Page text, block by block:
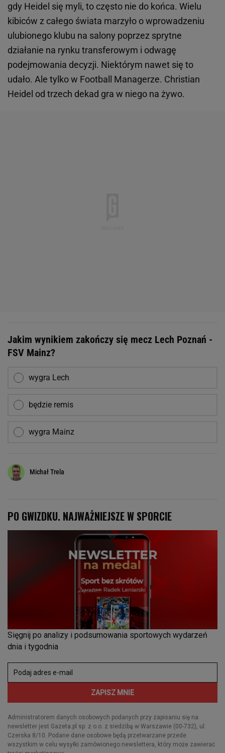
gdy Heidel się myli, to często nie do końca. Wielu
kibiców z całego świata marzyło o wprowadzeniu
ulubionego klubu na salony poprzez sprytne
działanie na rynku transferowym i odwagę
podejmowania decyzji. Niektórym nawet się to
udało. Ale tylko w Football Managerze. Christian
Heidel od trzech dekad gra w niego na żywo.
Jakim wynikiem zakończy się mecz Lech Poznań -
FSV Mainz?
wygra Lech
będzie remis
wygra Mainz
Michał Trela